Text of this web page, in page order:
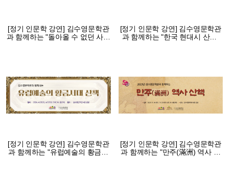
[정기 인문학 강연] 김수영문학관
과 함께하는 "돌아올 수 없던 사람
[정기 인문학 강연] 김수영문학관
과 함께하는 "한국 현대시 산책"
[정기 인문학 강연] 김수영문학관
과 함께하는 "유럽예술의 황금시
[정기 인문학 강연] 김수영문학관
과 함께하는 "만주(滿洲) 역사 산